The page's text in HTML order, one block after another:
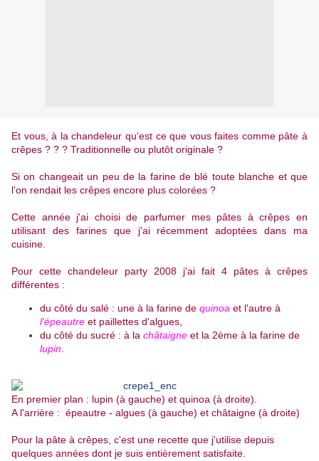
Et vous, à la chandeleur qu'est ce que vous faites comme pâte à
crêpes ? ? ? Traditionnelle ou plutôt originale ?
Si on changeait un peu de la farine de blé toute blanche et que
l'on rendait les crêpes encore plus colorées ?
Cette année j'ai choisi de parfumer mes pâtes à crêpes en
utilisant des farines que j'ai récemment adoptées dans ma
cuisine.
Pour cette chandeleur party 2008 j'ai fait 4 pâtes à crêpes
différentes :
du côté du salé : une à la farine de quinoa et l'autre à
l'épeautre et paillettes d'algues,
du côté du sucré : à la châtaigne et la 2ème à la farine de
lupin
En premier plan : lupin (à gauche) et quinoa (à droite).
A l'arrière : épeautre - algues (à gauche) et châtaigne (à droite)
Pour la pâte à crêpes, c'est une recette que j'utilise depuis
quelques années dont je suis entièrement satisfaite.